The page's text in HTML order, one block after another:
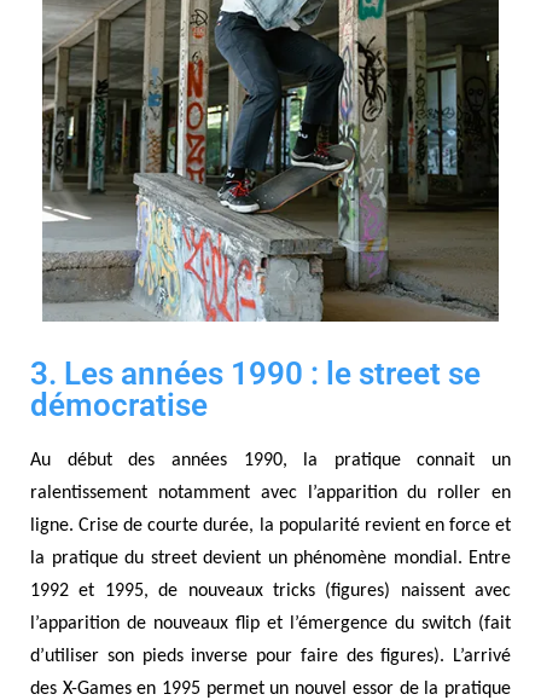
3. Les années 1990 : le street se
démocratise
Au début des années 1990, la pratique connait un
ralentissement notamment avec l’apparition du roller en
ligne. Crise de courte durée, la popularité revient en force et
la pratique du street devient un phénomène mondial. Entre
1992 et 1995, de nouveaux tricks (figures) naissent avec
l’apparition de nouveaux flip et l’émergence du switch (fait
d’utiliser son pieds inverse pour faire des figures). L’arrivé
des X-Games en 1995 permet un nouvel essor de la pratique